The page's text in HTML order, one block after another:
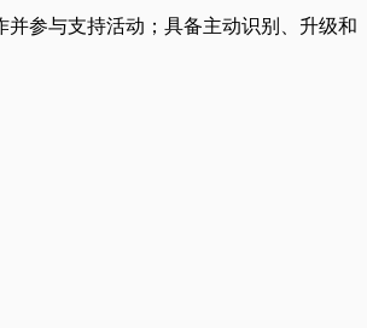
并参与支持活动；具备主动识别、升级和